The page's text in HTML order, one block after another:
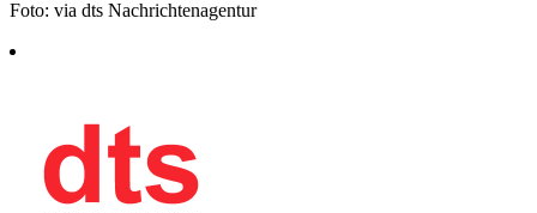
Foto: via dts Nachrichtenagentur